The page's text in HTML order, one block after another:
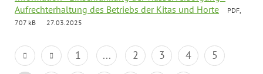
Aufrechterhaltung des Betriebs der Kitas und Horte
PDF,
707 kB
27.03.2025
1 ... 2 3 4
5